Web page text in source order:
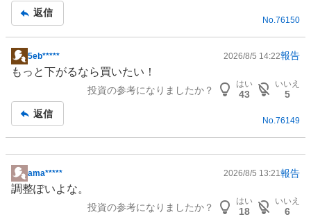
返信
No. 76150
掲
示
事
5eb***** 2026/8/5 14:22報告
もっと下がるなら買いたい！
投資の参考になりましたか？
はい
43
いいえ
5
返信
No.76149
掲
示
ama***** 2026/8/5 13:21報告
調整ぽいよな。
投資の参考になりましたか？
はい
18
いいえ
6